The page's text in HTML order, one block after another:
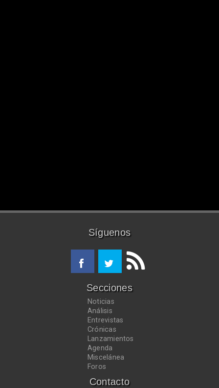
Síguenos
Secciones
Noticias
Análisis
Entrevistas
Crónicas
Lanzamientos
Agenda
Miscelánea
Foros
Contacto